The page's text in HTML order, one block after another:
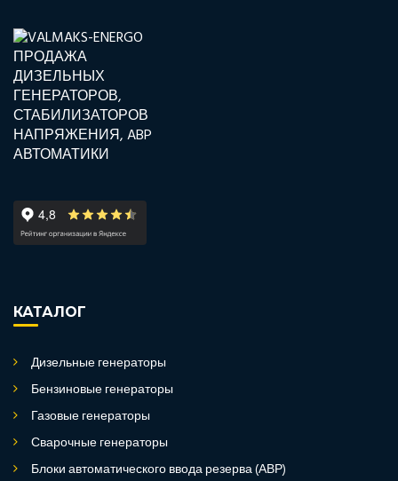
КАТАЛОГ
Дизельные генераторы
Бензиновые генераторы
Газовые генераторы
Сварочные генераторы
Блоки автоматического ввода резерва (АВР)